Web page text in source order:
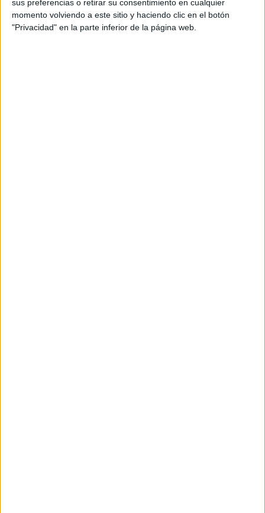
sus preferencias o retirar su consentimiento en cualquier
momento volviendo a este sitio y haciendo clic en el botón
"Privacidad" en la parte inferior de la página web.